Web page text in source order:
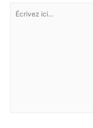
Écrivez